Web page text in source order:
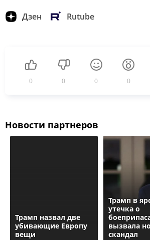
Дзен Rutube
0 0 0 0
Новости партнеров
Трамп назвал две
убивающие Европу
вещи
Трамп в
утечка о
вызвала
скандал